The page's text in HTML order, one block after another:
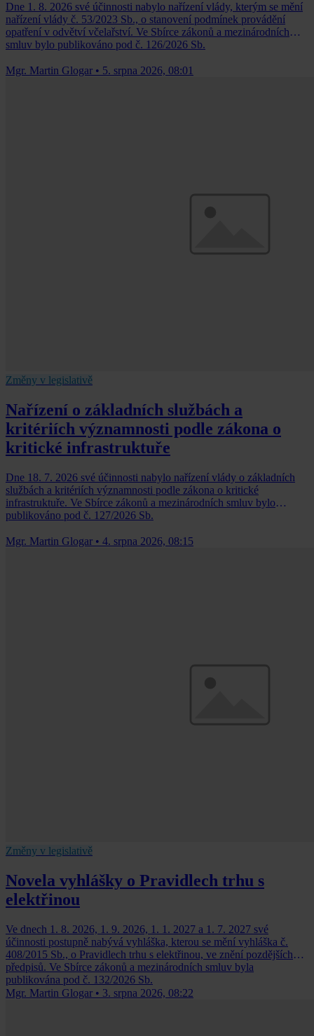
Dne 1. 8. 2026 své účinnosti nabylo nařízení vlády, kterým se mění
nařízení vlády č. 53/2023 Sb., o stanovení podmínek provádění
opatření v odvětví včelařství. Ve Sbírce zákonů a mezinárodních
smluv bylo publikováno pod č. 126/2026 Sb.
Mgr. Martin Glogar • 5. srpna 2026, 08:01
Změny v legislativě
Nařízení o základních službách a
kritériích významnosti podle zákona o
kritické infrastruktuře
Dne 18. 7. 2026 své účinnosti nabylo nařízení vlády o základních
službách a kritériích významnosti podle zákona o kritické
infrastruktuře. Ve Sbírce zákonů a mezinárodních smluv bylo
publikováno pod č. 127/2026 Sb.
Mgr. Martin Glogar • 4. srpna 2026, 08:15
Změny v legislativě
Novela vyhlášky o Pravidlech trhu s
elektřinou
Ve dnech 1. 8. 2026, 1. 9. 2026, 1. 1. 2027 a 1. 7. 2027 své
účinnosti postupně nabývá vyhláška, kterou se mění vyhláška č.
408/2015 Sb., o Pravidlech trhu s elektřinou, ve znění pozdějších
předpisů. Ve Sbírce zákonů a mezinárodních smluv byla
publikována pod č. 132/2026 Sb.
Mgr. Martin Glogar • 3. srpna 2026, 08:22